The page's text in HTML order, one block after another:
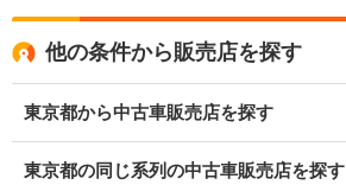
他の条件から販売店を探す
東京都から中古車販売店を探す
東京都の同じ系列の中古車販売店を探す